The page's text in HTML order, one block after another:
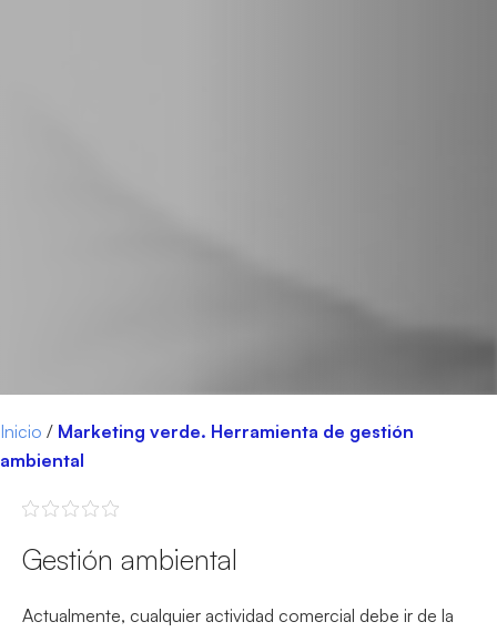
Inicio / Marketing verde. Herramienta de gestión
ambiental
Gestión ambiental
Actualmente, cualquier actividad comercial debe ir de la